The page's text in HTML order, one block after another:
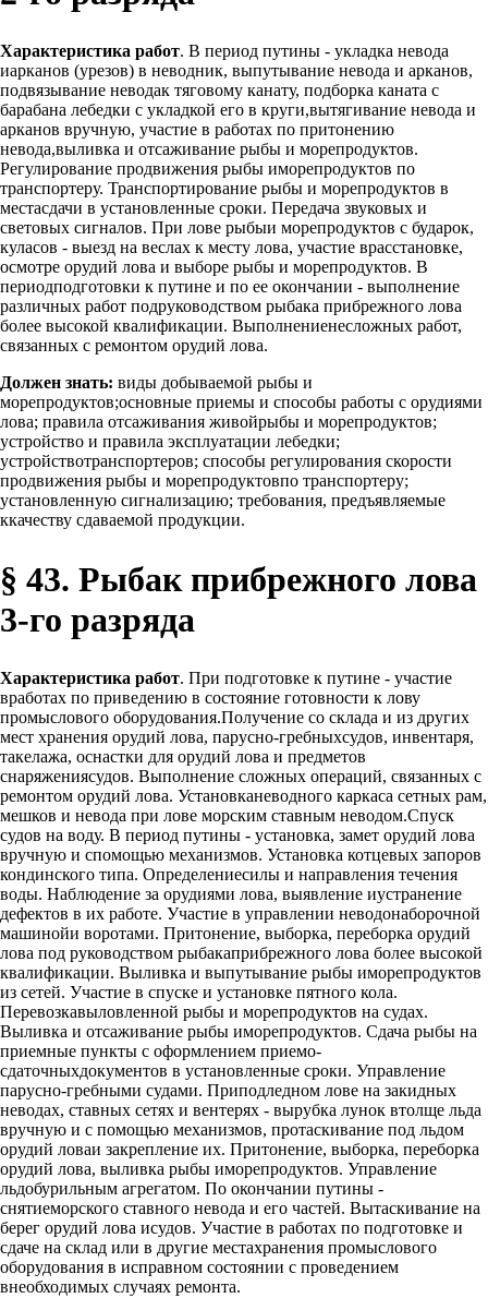
Характеристика работ. В период путины - укладка невода
иарканов (урезов) в неводник, выпутывание невода и арканов,
подвязывание неводак тяговому канату, подборка каната с
барабана лебедки с укладкой его в круги,вытягивание невода и
арканов вручную, участие в работах по притонению
невода,выливка и отсаживание рыбы и морепродуктов.
Регулирование продвижения рыбы иморепродуктов по
транспортеру. Транспортирование рыбы и морепродуктов в
местасдачи в установленные сроки. Передача звуковых и
световых сигналов. При лове рыбыи морепродуктов с бударок,
куласов - выезд на веслах к месту лова, участие врасстановке,
осмотре орудий лова и выборе рыбы и морепродуктов. В
периодподготовки к путине и по ее окончании - выполнение
различных работ подруководством рыбака прибрежного лова
более высокой квалификации. Выполнениенесложных работ,
связанных с ремонтом орудий лова.
Должен знать: виды добываемой рыбы и
морепродуктов;основные приемы и способы работы с орудиями
лова; правила отсаживания живойрыбы и морепродуктов;
устройство и правила эксплуатации лебедки;
устройствотранспортеров; способы регулирования скорости
продвижения рыбы и морепродуктовпо транспортеру;
установленную сигнализацию; требования, предъявляемые
ккачеству сдаваемой продукции.
§ 43. Рыбак прибрежного лова
3-го разряда
Характеристика работ. При подготовке к путине - участие
вработах по приведению в состояние готовности к лову
промыслового оборудования.Получение со склада и из других
мест хранения орудий лова, парусно-гребныхсудов, инвентаря,
такелажа, оснастки для орудий лова и предметов
снаряжениясудов. Выполнение сложных операций, связанных с
ремонтом орудий лова. Установканеводного каркаса сетных рам,
мешков и невода при лове морским ставным неводом.Спуск
судов на воду. В период путины - установка, замет орудий лова
вручную и спомощью механизмов. Установка котцевых запоров
кондинского типа. Определениесилы и направления течения
воды. Наблюдение за орудиями лова, выявление иустранение
дефектов в их работе. Участие в управлении неводонаборочной
машинойи воротами. Притонение, выборка, переборка орудий
лова под руководством рыбакаприбрежного лова более высокой
квалификации. Выливка и выпутывание рыбы иморепродуктов
из сетей. Участие в спуске и установке пятного кола.
Перевозкавыловленной рыбы и морепродуктов на судах.
Выливка и отсаживание рыбы иморепродуктов. Сдача рыбы на
приемные пункты с оформлением приемо-
сдаточныхдокументов в установленные сроки. Управление
парусно-гребными судами. Приподледном лове на закидных
неводах, ставных сетях и вентерях - вырубка лунок втолще льда
вручную и с помощью механизмов, протаскивание под льдом
орудий ловаи закрепление их. Притонение, выборка, переборка
орудий лова, выливка рыбы иморепродуктов. Управление
льдобурильным агрегатом. По окончании путины -
снятиеморского ставного невода и его частей. Вытаскивание на
берег орудий лова исудов. Участие в работах по подготовке и
сдаче на склад или в другие местахранения промыслового
оборудования в исправном состоянии с проведением
внеобходимых случаях ремонта.